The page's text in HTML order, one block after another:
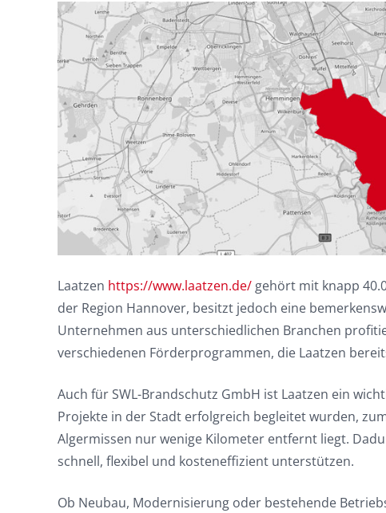
Laatzen https://www.laatzen.de/ gehört mit knapp
der Region Hannover, besitzt jedoch eine
Unternehmen aus unterschiedlichen Branchen
verschiedenen Förderprogrammen, die Laatzen
Auch für SWL-Brandschutz GmbH ist Laatzen ein
Projekte in der Stadt erfolgreich begleitet wurden,
Algermissen nur wenige Kilometer entfernt liegt.
schnell, flexibel und kosteneffizient unterstützen.
Ob Neubau, Modernisierung oder bestehende